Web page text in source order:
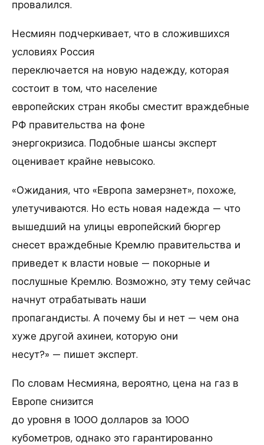
провалился.
Несмиян подчеркивает, что в сложившихся
условиях Россия
переключается на новую надежду, которая
состоит в том, что население
европейских стран якобы сместит враждебные
РФ правительства на фоне
энергокризиса. Подобные шансы эксперт
оценивает крайне невысоко.
«Ожидания, что «Европа замерзнет», похоже,
улетучиваются. Но есть новая надежда — что
вышедший на улицы европейский бюргер
снесет враждебные Кремлю правительства и
приведет к власти новые — покорные и
послушные Кремлю. Возможно, эту тему сейчас
начнут отрабатывать наши
пропагандисты. А почему бы и нет — чем она
хуже другой ахинеи, которую они
несут?» — пишет эксперт.
По словам Несмияна, вероятно, цена на газ в
Европе снизится
до уровня в 1000 долларов за 1000
кубометров, однако это гарантированно